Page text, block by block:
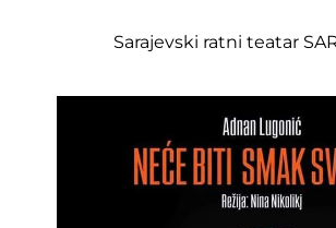
Sarajevski ratni teatar